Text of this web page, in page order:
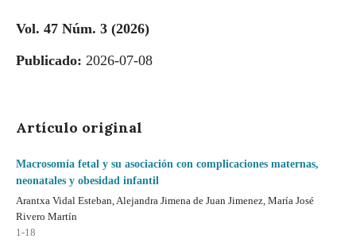
Vol. 47 Núm. 3 (2026)
Publicado: 2026-07-08
Artículo original
Macrosomía fetal y su asociación con complicaciones maternas,
neonatales y obesidad infantil
Arantxa Vidal Esteban, Alejandra Jimena de Juan Jimenez, María José
Rivero Martín
1-18